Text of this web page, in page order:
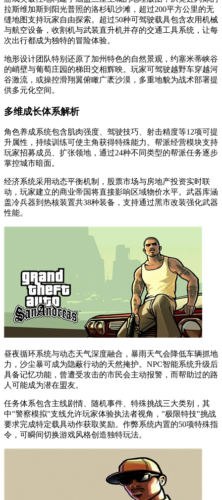
拉斯维加斯到阳光普照的洛杉矶沙滩，超过200平方公里的无
缝地图支持玩家自由探索。超过50种可驾驶载具包含农用机械
与航空设备，收割机与武装直升机并存的交通工具系统，让每
次出行都成为独特的冒险体验。
地形设计团队特别还原了加州特色的自然景观，约塞米蒂峡谷
的峭壁与葡萄庄园的梯田交相辉映。玩家可驾驶越野车穿越河
谷激流，或操控滑翔翼俯瞰广袤沙漠，多重地貌为战术部署提
供多元化空间。
多维成长体系解析
角色养成系统包含肌肉强度、驾驶技巧、射击精度等12项可提
升属性，持续训练可使主角获得特殊能力。帮派经营模块支持
玩家招募成员、扩张领地，通过24种不同类型的帮派任务逐步
掌控城市暗面。
经济系统采用动态平衡机制，股票市场与房地产投资实时联
动，玩家建立的商业帝国将直接影响区域物价水平。武器库涵
盖冷兵器到热核装置共38种装备，支持通过黑市改装强化武器
性能。
昼夜循环系统与动态天气深度融合，暴雨天气会降低车辆抓地
力，沙尘暴可成为隐蔽行动的天然掩护。NPC智能系统升级后
具备记忆功能，曾遭受攻击的市民会主动报警，而帮助过的路
人可能成为潜在盟友。
任务体系包含主线剧情、随机事件、特殊挑战三大类别，其
中"警察模拟"支线允许玩家体验执法者视角，"极限特技"挑战
要求完成特定载具动作获取奖励。作弊系统内置的50项特殊指
令，可瞬间切换游戏风格创造独特玩法。